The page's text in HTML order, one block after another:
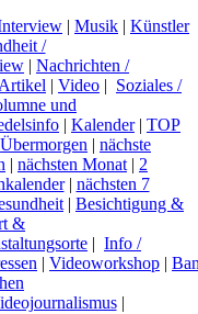
| Musik | Künstler
/
| Nachrichten /
Artikel | Video | Soziales /
und
| Kalender| TOP
Übermorgen | nächste
| nächsten Monat | 2
| nächsten 7
| Besichtigung &
&
| Info /
| Videoworkshop |
|